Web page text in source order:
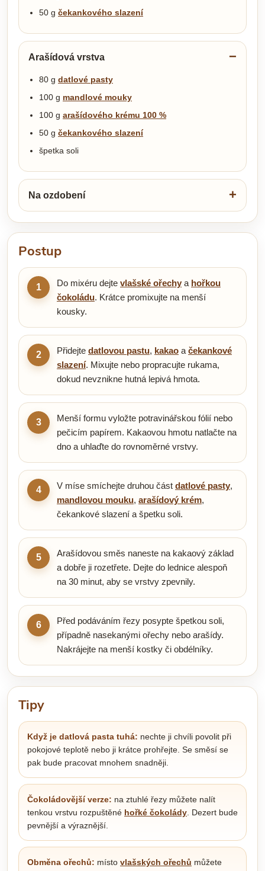
50 g čekankového slazení
Arašídová vrstva
80 g datlové pasty
100 g mandlové mouky
100 g arašídového krému 100 %
50 g čekankového slazení
špetka soli
Na ozdobení
Postup
1 Do mixéru dejte vlašské ořechy a hořkou
čokoládu. Krátce promixujte na menší
kousky.
2 Přidejte datlovou pastu, kakao a čekankové
slazení. Mixujte nebo propracujte rukama,
dokud nevznikne hutná lepivá hmota.
3
Menší formu vyložte potravinářskou fólií nebo
pečicím papírem. Kakaovou hmotu natlačte na
dno a uhlaďte do rovnoměrné vrstvy.
4 V míse smíchejte druhou část datlové pasty,
mandlovou mouku, arašídový krém,
čekankové slazení a špetku soli.
5
Arašídovou směs naneste na kakaový základ
a dobře ji rozetřete. Dejte do lednice alespoň
na 30 minut, aby se vrstvy zpevnily.
6
Před podáváním řezy posypte špetkou soli,
případně nasekanými ořechy nebo arašídy.
Nakrájejte na menší kostky či obdélníky.
Tipy
Když je datlová pasta tuhá: nechte ji chvíli povolit při
pokojové teplotě nebo ji krátce prohřejte. Se směsí se
pak bude pracovat mnohem snadněji.
Čokoládovější verze: na ztuhlé řezy můžete nalít
tenkou vrstvu rozpuštěné hořké čokolády . Dezert bude
pevnější a výraznější.
Obměna ořechů: místo vlašských ořechů můžete